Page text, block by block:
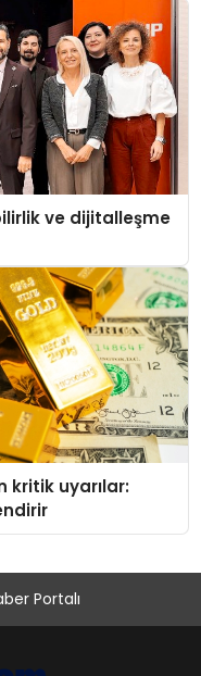
ve dijitalleşme
kritik uyarılar:
Portalı